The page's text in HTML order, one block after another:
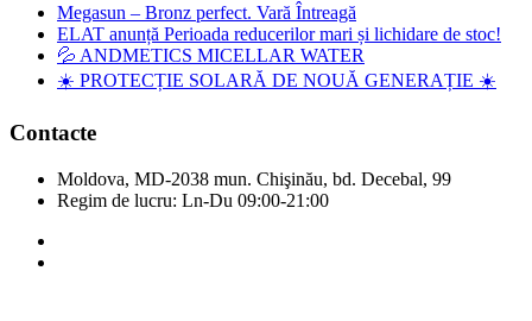
Megasun – Bronz perfect. Vară Întreagă
ELAT anunță Perioada reducerilor mari și lichidare de stoc!
💦 ANDMETICS MICELLAR WATER
☀️ PROTECȚIE SOLARĂ DE NOUĂ GENERAȚIE ☀️
Contacte
Moldova, MD-2038 mun. Chişinău, bd. Decebal, 99
Regim de lucru: Ln-Du 09:00-21:00